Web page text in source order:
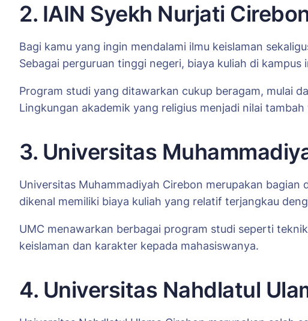
2. IAIN Syekh Nurjati
Bagi kamu yang ingin mendalami ilmu keislaman
Sebagai perguruan tinggi negeri, biaya kuliah di
Program studi yang ditawarkan cukup beragam, mulai
Lingkungan akademik yang religius menjadi nilai
3. Universitas
Universitas Muhammadiyah Cirebon merupakan
dikenal memiliki biaya kuliah yang relatif terjangkau
UMC menawarkan berbagai program studi seperti
keislaman dan karakter kepada mahasiswanya.
4. Universitas Nahdlatul